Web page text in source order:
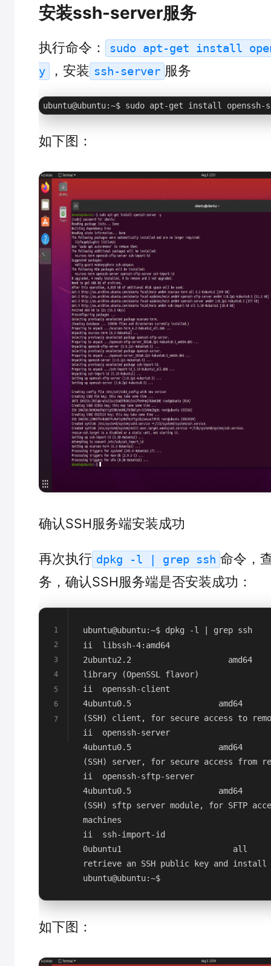
安装ssh-server服务
执行命令：
sudo apt-get install
y
，安装 ssh-server 服务
ubuntu@ubuntu:~$ sudo apt-get install openssh-
如下图：
确认SSH服务端安装成功
再次执行 dpkg -l | grep ssh 命令，
务，确认SSH服务端是否安装成功：
1
2
3
4
5
6
7
ubuntu@ubuntu:~$ dpkg -l | grep ssh
ii  libssh-4:amd64
2ubuntu2.2                    amd64
library (OpenSSL flavor)
ii  openssh-client
4ubuntu0.5                  amd64
(SSH) client, for secure access to
ii  openssh-server
4ubuntu0.5                  amd64
(SSH) server, for secure access from
ii  openssh-sftp-server
4ubuntu0.5                  amd64
(SSH) sftp server module, for SFTP
machines
ii  ssh-import-id
0ubuntu1                       all
retrieve an SSH public key and
ubuntu@ubuntu:~$
如下图：